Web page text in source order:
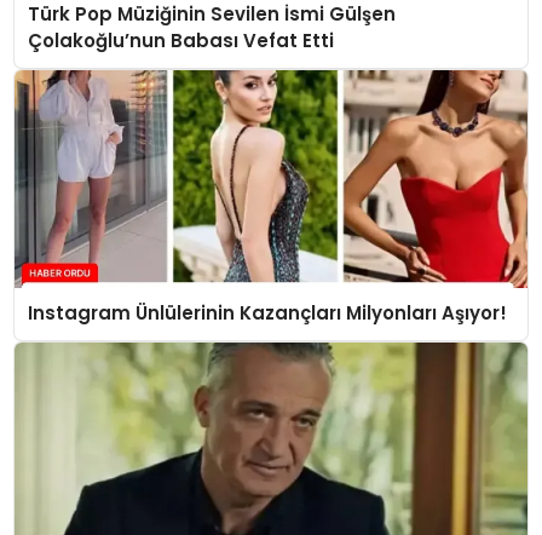
Türk Pop Müziğinin Sevilen İsmi Gülşen
Çolakoğlu’nun Babası Vefat Etti
Instagram Ünlülerinin Kazançları Milyonları Aşıyor!